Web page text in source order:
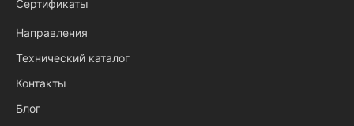
Сертификаты
Направления
Технический каталог
Контакты
Блог